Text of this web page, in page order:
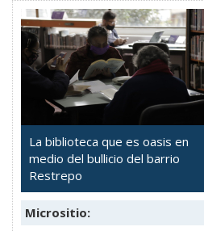
La biblioteca que es oasis en
medio del bullicio del barrio
Restrepo
Micrositio: